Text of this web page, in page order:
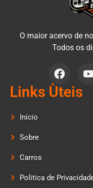
O maior acervo de
Todos os
Links Ùteis
Início
Sobre
Carros
Politica de